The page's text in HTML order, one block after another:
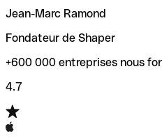
Jean-Marc Ramond
Fondateur de Shaper
+600 000 entreprises nous
4.7